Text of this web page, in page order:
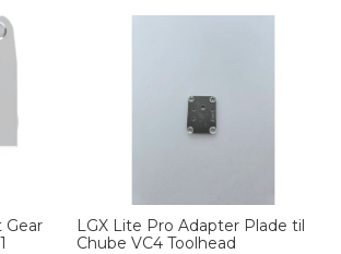
Gear
LGX Lite Pro Adapter Plade til
Chube VC4 Toolhead